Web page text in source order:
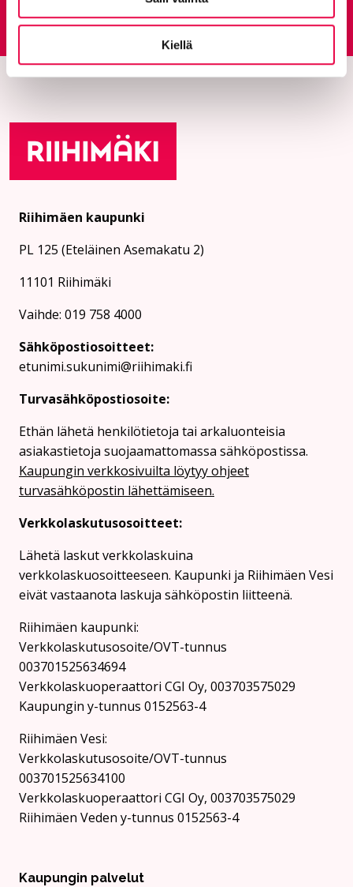
Kiellä
Palautepalvelu
Siirtyy ulkoiselle
Riihimäen kaupunki
PL 125 (Eteläinen Asemakatu 2)
11101 Riihimäki
Vaihde: 019 758 4000
Sähköpostiosoitteet:
etunimi.sukunimi@riihimaki.fi
Turvasähköpostiosoite:
Ethän lähetä henkilötietoja tai arkaluonteisia
asiakastietoja suojaamattomassa sähköpostissa.
Kaupungin verkkosivuilta löytyy ohjeet
turvasähköpostin lähettämiseen.
Verkkolaskutusosoitteet:
Lähetä laskut verkkolaskuina
verkkolaskuosoitteeseen. Kaupunki ja Riihimäen Vesi
eivät vastaanota laskuja sähköpostin liitteenä.
Riihimäen kaupunki:
Verkkolaskutusosoite/OVT-tunnus
003701525634694
Verkkolaskuoperaattori CGI Oy, 003703575029
Kaupungin y-tunnus 0152563-4
Rii­hi­mäen Vesi:
Verkkolaskutusosoite/OVT-tunnus
003701525634100
Verkkolaskuoperaattori CGI Oy, 003703575029
Riihimäen Veden y-tunnus 0152563-4
Kaupungin palvelut